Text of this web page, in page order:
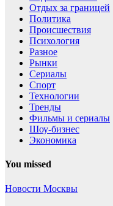
Отдых за границей
Политика
Происшествия
Психология
Разное
Рынки
Сериалы
Спорт
Технологии
Тренды
Фильмы и сериалы
Шоу-бизнес
Экономика
You missed
Новости Москвы